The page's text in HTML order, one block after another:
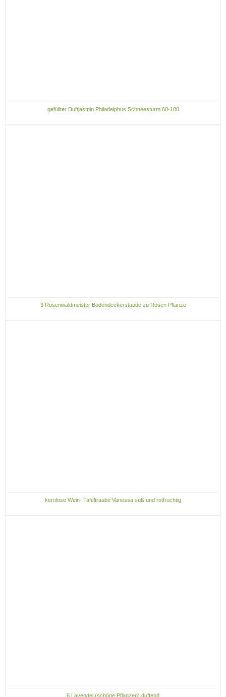
gefüllter Duftjasmin Philadelphus Schneesturm 60-100
3 Rosenwaldmeister Bodendeckerstaude zu Rosen Pflanze
kernlose Wein- Tafeltraube Vanessa süß und rotfruchtig
6 Lavendel (schöne Pflanzen) duftend